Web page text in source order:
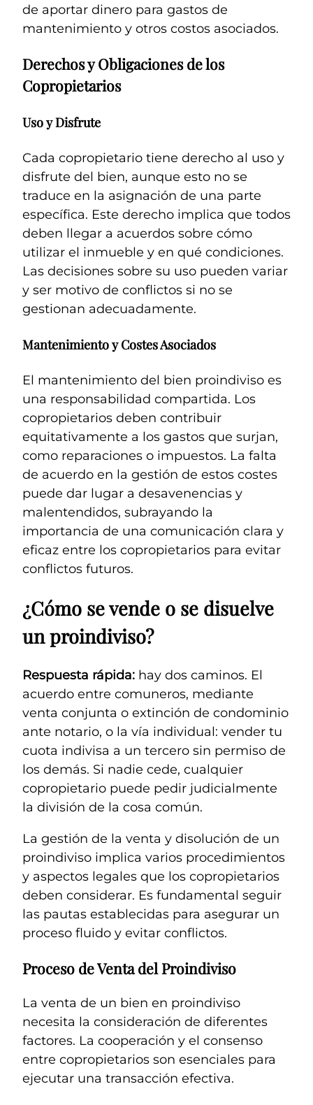
de aportar dinero para gastos de
mantenimiento y otros costos asociados.
Derechos y Obligaciones de los
Copropietarios
Uso y Disfrute
Cada copropietario tiene derecho al uso y
disfrute del bien, aunque esto no se
traduce en la asignación de una parte
específica. Este derecho implica que todos
deben llegar a acuerdos sobre cómo
utilizar el inmueble y en qué condiciones.
Las decisiones sobre su uso pueden variar
y ser motivo de conflictos si no se
gestionan adecuadamente.
Mantenimiento y Costes Asociados
El mantenimiento del bien proindiviso es
una responsabilidad compartida. Los
copropietarios deben contribuir
equitativamente a los gastos que surjan,
como reparaciones o impuestos. La falta
de acuerdo en la gestión de estos costes
puede dar lugar a desavenencias y
malentendidos, subrayando la
importancia de una comunicación clara y
eficaz entre los copropietarios para evitar
conflictos futuros.
¿Cómo se vende o se disuelve
un proindiviso?
Respuesta rápida: hay dos caminos. El
acuerdo entre comuneros, mediante
venta conjunta o extinción de condominio
ante notario, o la vía individual: vender tu
cuota indivisa a un tercero sin permiso de
los demás. Si nadie cede, cualquier
copropietario puede pedir judicialmente
la división de la cosa común.
La gestión de la venta y disolución de un
proindiviso implica varios procedimientos
y aspectos legales que los copropietarios
deben considerar. Es fundamental seguir
las pautas establecidas para asegurar un
proceso fluido y evitar conflictos.
Proceso de Venta del Proindiviso
La venta de un bien en proindiviso
necesita la consideración de diferentes
factores. La cooperación y el consenso
entre copropietarios son esenciales para
ejecutar una transacción efectiva.